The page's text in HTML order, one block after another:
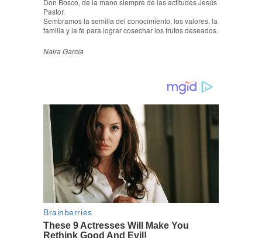
Don Bosco, de la mano siempre de las actitudes Jesús
Pastor.
Sembramos la semilla del conocimiento, los valores, la
familia y la fe para lograr cosechar los frutos deseados.
Naira García